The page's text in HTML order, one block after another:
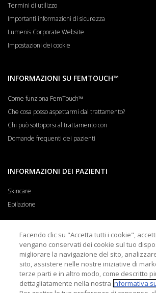
Termini di utilizzo
Importanti informazioni di sicurezza
Lumenis Corporate Website
Impostazioni dei cookie
INFORMAZIONI SU FEMTOUCH™
Come funziona FemTouch™
Che cosa posso aspettarmi dal trattamento?
Chi può sottoporsi al trattamento con
Domande frequenti dei pazienti
INFORMAZIONI DEI PAZIENTI
Skincare
Epilazione
PER I MEDICI
Informazioni per i medici
Registrazione al Sistema di ricerca medico
Risorse Cliniche
Facendo clic su "Accetta tutti i cookie",
vengano conservati dei cookie sul tuo
migliorare la navigazione del sito,
sito, assistere nelle nostre iniziative di
terze parti e in altro modo, come descritto
dettagliatamente nella nostraInformativa